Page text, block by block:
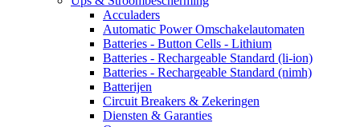
Acculaders
Automatic Power Omschakelautomaten
Batteries - Button Cells - Lithium
Batteries - Rechargeable Standard (li-ion)
Batteries - Rechargeable Standard (nimh)
Batterijen
Circuit Breakers & Zekeringen
Diensten & Garanties